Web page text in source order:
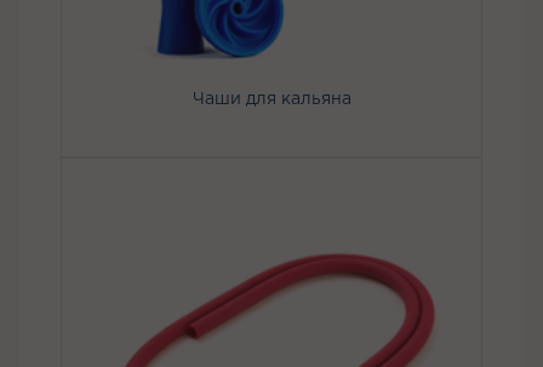
Чаши для кальяна